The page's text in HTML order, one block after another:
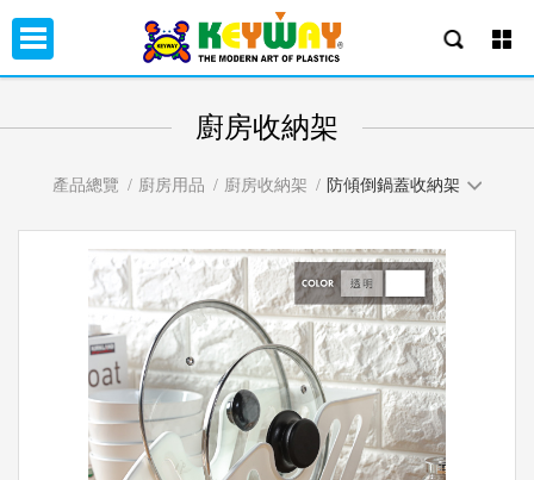
廚房收納架
產品總覽 廚房用品 廚房收納架 防傾倒鍋蓋收納架